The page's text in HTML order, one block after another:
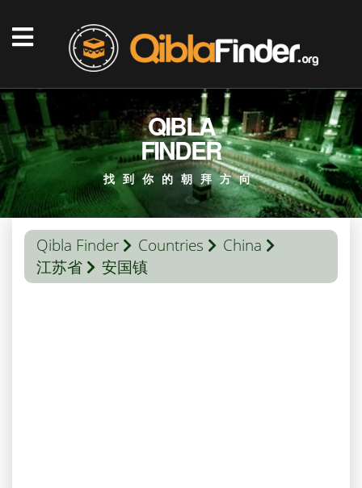
QIBLA
FINDER
找到你的朝拜方向
Qibla Finder Countries
China
江苏省
安国镇